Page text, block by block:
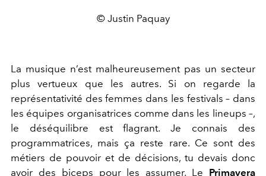
© Justin Paquay
La musique n’est malheureusement pas un secteur
plus vertueux que les autres. Si on regarde la
représentativité des femmes dans les festivals – dans
les équipes organisatrices comme dans les lineups –,
le déséquilibre est flagrant. Je connais des
programmatrices, mais ça reste rare. Ce sont des
métiers de pouvoir et de décisions, tu devais donc
avoir des biceps pour les assumer. Le Primavera